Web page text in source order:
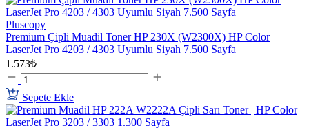
Pluscopy
Premium Çipli Muadil Toner HP 230X (W2300X) HP Color
LaserJet Pro 4203 / 4303 Uyumlu Siyah 7.500 Sayfa
1.573₺
Sepete Ekle